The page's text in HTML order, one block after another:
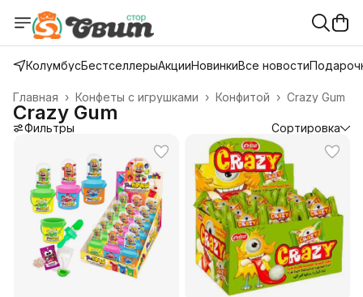
КолумбусБестселлерыАкцииНовинкиВсе новости
Crazy Gum
Конфитой ›
Конфеты с игрушками ›
Главная ›
Crazy Gum
Фильтры Сортировка